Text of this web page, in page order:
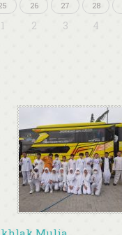
26 27 28
1 2 3 4